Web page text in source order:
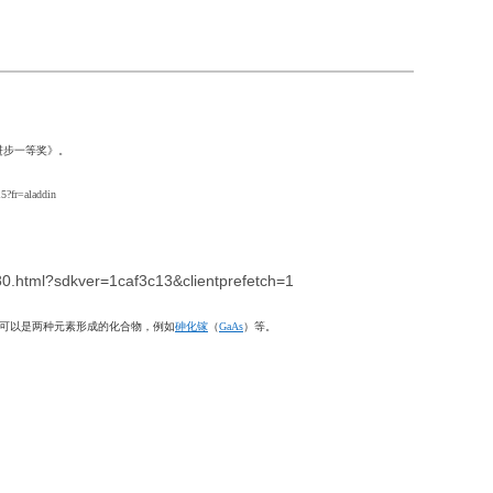
一等奖》。
以是两种元素形成的化合物，例如砷化镓 （GaAs） 等。